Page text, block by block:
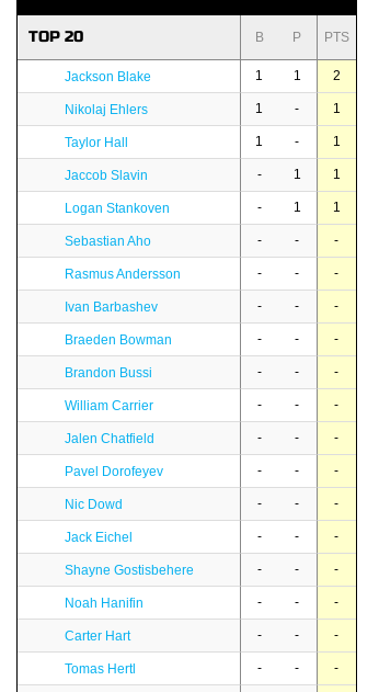
TOP 20 B P PTS
Jackson Blake 1 1 2
Nikolaj Ehlers 1 - 1
Taylor Hall 1 - 1
Jaccob Slavin - 1 1
Logan Stankoven - 1 1
Sebastian Aho - - -
Rasmus Andersson - - -
Ivan Barbashev - - -
Braeden Bowman - - -
Brandon Bussi - - -
William Carrier - - -
Jalen Chatfield - - -
Pavel Dorofeyev - - -
Nic Dowd - - -
Jack Eichel - - -
Shayne Gostisbehere - - -
Noah Hanifin - - -
Carter Hart - - -
Tomas Hertl - - -